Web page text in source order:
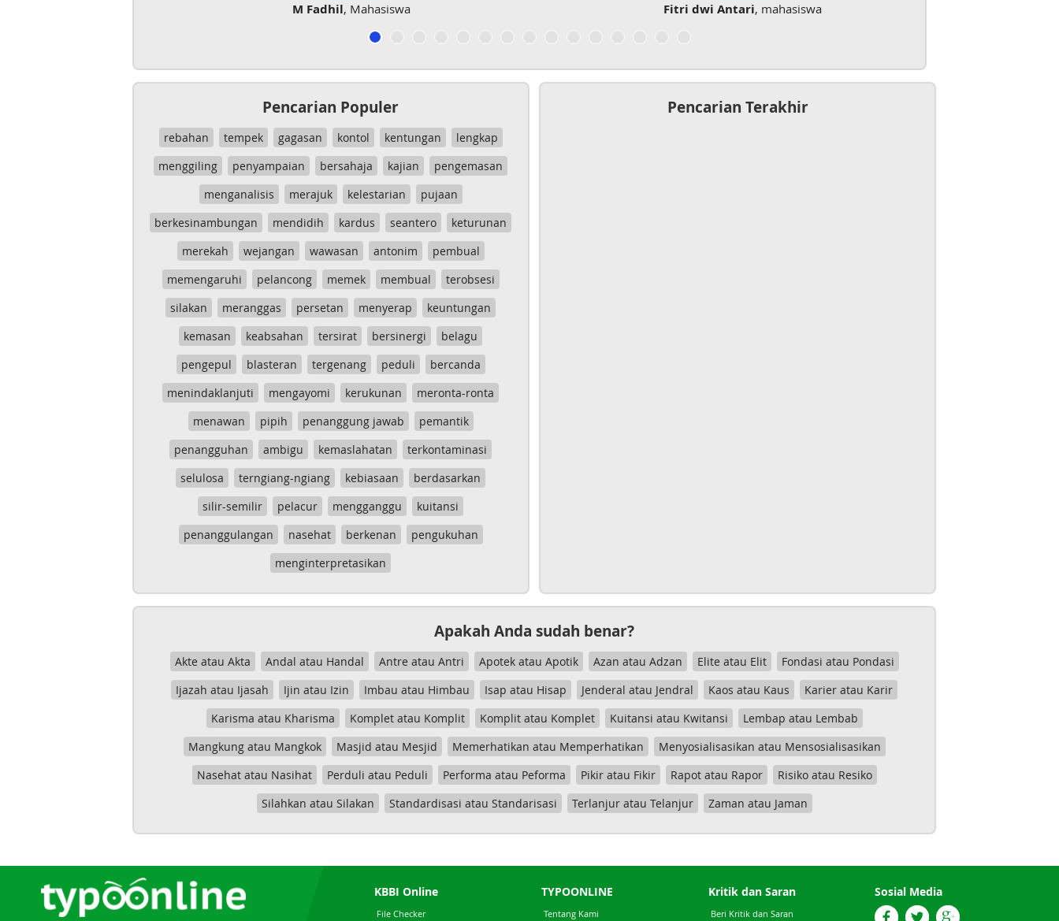
M Fadhil, Mahasiswa Fitri dwi Antari, mahasiswa
Pencarian Populer
rebahan tempek gagasan kontol kentungan
lengkap
menggiling
penyampaian bersahaja kajian
pengemasan
menganalisis
merajuk kelestarian
pujaan
berkesinambungan
mendidih kardus seantero
keturunan
merekah
wejangan wawasan antonim
pembual
memengaruhi
pelancong memek membual
terobsesi
silakan
meranggas persetan menyerap
keuntungan
kemasan
keabsahan tersirat bersinergi
belagu
pengepul
blasteran tergenang peduli
bercanda
menindaklanjuti
mengayomi kerukunan
meronta-ronta
menawan
pipih penanggung jawab
pemantik
penangguhan
ambigu kemaslahatan
terkontaminasi
selulosa
terngiang-ngiang kebiasaan
berdasarkan
silir-semilir
pelacur mengganggu
kuitansi
penanggulangan
nasehat berkenan
pengukuhan
menginterpretasikan
Pencarian Terakhir
Apakah Anda sudah benar?
Akte atau Akta Andal atau Handal Antre atau Antri Apotek atau Apotik Azan atau Adzan Elite atau Elit
Fondasi atau Pondasi
Ijazah atau Ijasah
Ijin atau Izin Imbau atau Himbau Isap atau Hisap Jenderal atau Jendral Kaos atau Kaus
Karier atau Karir
Karisma atau Kharisma
Komplet atau Komplit Komplit atau Komplet Kuitansi atau Kwitansi
Lembap atau Lembab
Mangkung atau Mangkok
Masjid atau Mesjid Memerhatikan atau Memperhatikan
Menyosialisasikan atau Mensosialisasikan
Nasehat atau Nasihat
Perduli atau Peduli Performa atau Peforma Pikir atau Fikir Rapot atau Rapor
Risiko atau Resiko
Silahkan atau Silakan
Standardisasi atau Standarisasi Terlanjur atau Telanjur Zaman atau Jaman
KBBI Online
File Checker
TYPOONLINE
Tentang Kami
Kritik dan Saran
Beri Kritik dan Saran
Sosial Media